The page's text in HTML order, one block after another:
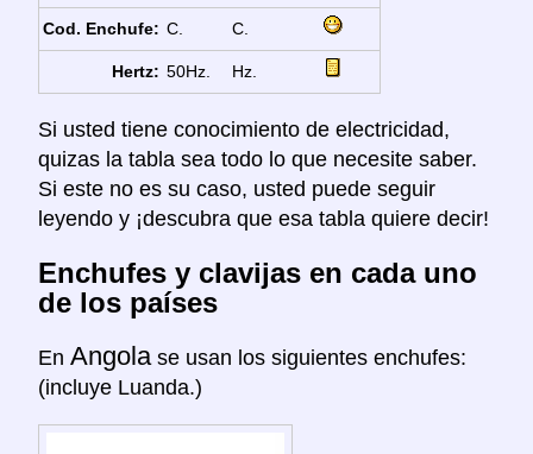
Cod. Enchufe: C. C.
Hertz: 50Hz. Hz.
Si usted tiene conocimiento de electricidad,
quizas la tabla sea todo lo que necesite saber.
Si este no es su caso, usted puede seguir
leyendo y ¡descubra que esa tabla quiere decir!
Enchufes y clavijas en cada uno
de los países
En Angola se usan los siguientes enchufes:
(incluye Luanda.)